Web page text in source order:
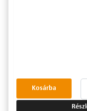
Kosárba